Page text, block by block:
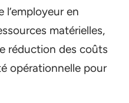
l’employeur en
matérielles,
réduction des coûts
opérationnelle pour